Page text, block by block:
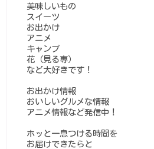
美味しいもの
スイーツ
お出かけ
アニメ
キャンプ
花（見る専）
など大好きです！
お出かけ情報
おいしいグルメな情報
アニメ情報など発信中！
ホッと一息つける時間を
お届けできたらと